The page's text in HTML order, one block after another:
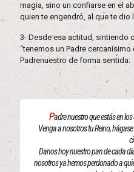
magia, sino un confiarse en el
quien te engendró, al que te dio
3- Desde esa actitud, sintiendo
“tenemos un Padre
Padrenuestro de forma sentida:
Padre nuestro que estás en
Venga a nosotros tu Reino,
Danos hoy nuestro pan de cada
nosotros ya hemos perdonado a